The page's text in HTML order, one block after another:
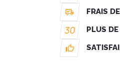
FRAIS
30
PLUS